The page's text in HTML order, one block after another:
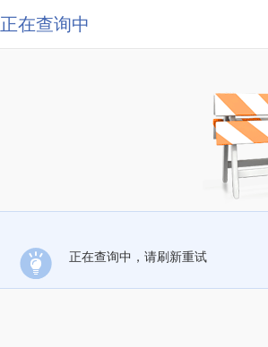
正在查询中
正在查询中，请刷新重试